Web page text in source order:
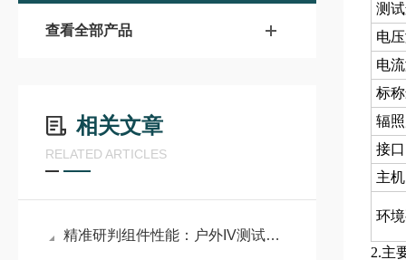
查看全部产品
相关文章
RELATED ARTICLES
精准研判组件性能：户外IV测试仪打造光伏运维便携利器
测
电
电
标
辐
接口
主
环
2.主